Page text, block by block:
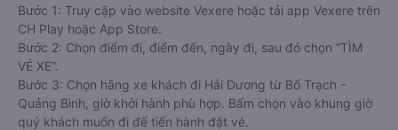
Bước 1: Truy cập vào website Vexere hoặc tải app Vexere trên
CH Play hoặc App Store.
Bước 2: Chọn điểm đi, điểm đến, ngày đi, sau đó chọn “TÌM
VÉ XE”.
Bước 3: Chọn hãng xe khách đi Hải Dương từ Bố Trạch -
Quảng Bình, giờ khởi hành phù hợp. Bấm chọn vào khung giờ
quý khách muốn đi để tiến hành đặt vé.